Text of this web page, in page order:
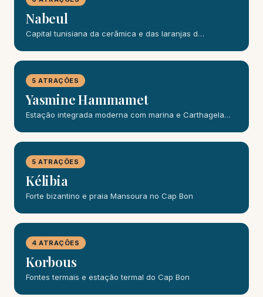
Nabeul
Capital tunisiana da cerâmica e das laranjas d…
5 ATRAÇÕES
Yasmine Hammamet
Estação integrada moderna com marina e Carthagela…
5 ATRAÇÕES
Kélibia
Forte bizantino e praia Mansoura no Cap Bon
4 ATRAÇÕES
Korbous
Fontes termais e estação termal do Cap Bon